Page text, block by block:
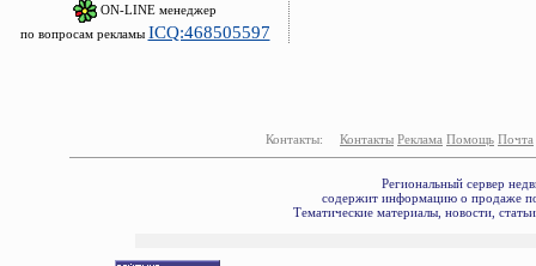
ON-LINE менеджер
по вопросам рекламы ICQ:468505597
Контакты: Контакты Реклама Помощь Почта
Региональный сервер
содержит информацию о продаже
Тематические материалы, новости,